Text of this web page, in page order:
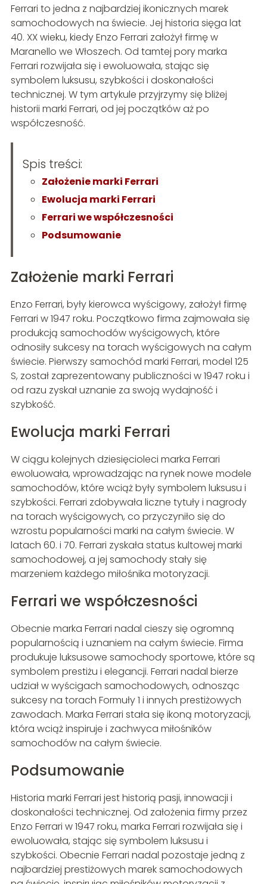
Ferrari to jedna z najbardziej ikonicznych marek
samochodowych na świecie. Jej historia sięga lat
40. XX wieku, kiedy Enzo Ferrari założył firmę w
Maranello we Włoszech. Od tamtej pory marka
Ferrari rozwijała się i ewoluowała, stając się
symbolem luksusu, szybkości i doskonałości
technicznej. W tym artykule przyjrzymy się bliżej
historii marki Ferrari, od jej początków aż po
współczesność.
Spis treści:
Założenie marki Ferrari
Ewolucja marki Ferrari
Ferrari we współczesności
Podsumowanie
Założenie marki Ferrari
Enzo Ferrari, były kierowca wyścigowy, założył firmę
Ferrari w 1947 roku. Początkowo firma zajmowała się
produkcją samochodów wyścigowych, które
odnosiły sukcesy na torach wyścigowych na całym
świecie. Pierwszy samochód marki Ferrari, model 125
S, został zaprezentowany publiczności w 1947 roku i
od razu zyskał uznanie za swoją wydajność i
szybkość.
Ewolucja marki Ferrari
W ciągu kolejnych dziesięcioleci marka Ferrari
ewoluowała, wprowadzając na rynek nowe modele
samochodów, które wciąż były symbolem luksusu i
szybkości. Ferrari zdobywała liczne tytuły i nagrody
na torach wyścigowych, co przyczyniło się do
wzrostu popularności marki na całym świecie. W
latach 60. i 70. Ferrari zyskała status kultowej marki
samochodowej, a jej samochody stały się
marzeniem każdego miłośnika motoryzacji.
Ferrari we współczesności
Obecnie marka Ferrari nadal cieszy się ogromną
popularnością i uznaniem na całym świecie. Firma
produkuje luksusowe samochody sportowe, które są
symbolem prestiżu i elegancji. Ferrari nadal bierze
udział w wyścigach samochodowych, odnosząc
sukcesy na torach Formuły 1 i innych prestiżowych
zawodach. Marka Ferrari stała się ikoną motoryzacji,
która wciąż inspiruje i zachwyca miłośników
samochodów na całym świecie.
Podsumowanie
Historia marki Ferrari jest historią pasji, innowacji i
doskonałości technicznej. Od założenia firmy przez
Enzo Ferrari w 1947 roku, marka Ferrari rozwijała się i
ewoluowała, stając się symbolem luksusu i
szybkości. Obecnie Ferrari nadal pozostaje jedną z
najbardziej prestiżowych marek samochodowych